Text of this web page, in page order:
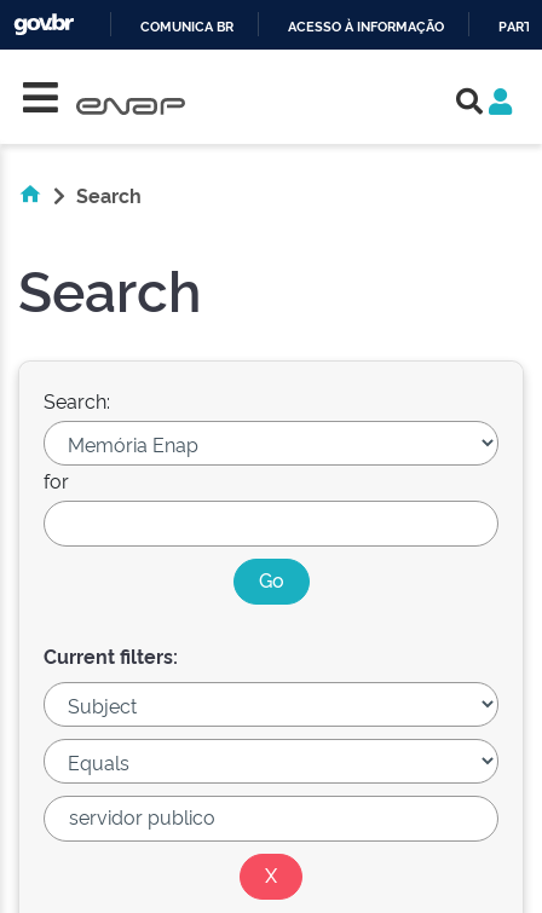
COMUNICA BR ACESSO À INFORMAÇÃO
Search
Search
Search:
for
Current filters: